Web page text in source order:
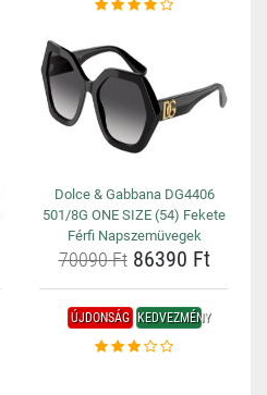
Dolce & Gabbana DG4406
501/8G ONE SIZE (54) Fekete
Férfi Napszemüvegek
70090 Ft86390 Ft
ÚJDONSÁG KEDVEZMÉNY